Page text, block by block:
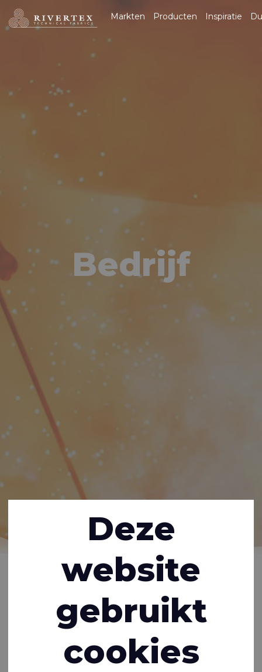
Bedrijf
Bedrijf
Rivertex® Technical Fabrics is een wereldwijde
textielleverancier. Sinds onze oprichting in 1980 hebben we
meer dan 1000 klanten geholpen met textieloplossingen
voor een breed scala aan toepassingen.
Rivertex Technical
Fabrics Group
Markten Producten Inspiratie
Deze
website
gebruikt
cookies